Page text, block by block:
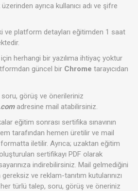
ayrıca kullanıcı adı ve şifre
ve platform detayları eğitimden 1 saat
herhangi bir yazılıma ihtiyaç yoktur
güncel bir Chrome tarayıcıdan
görüş ve önerileriniz
adresine mail atabilirsiniz.
eğitim sonrası sertifika sınavının
tarafından hemen üretilir ve mail
formatta iletilir. Ayrıca; uzaktan eğitim
sertifikayı PDF olarak
indirebilirsiniz. Mail gelmediğini
ve reklam-tanıtım kutularınızı
türlü talep, soru, görüş ve öneriniz